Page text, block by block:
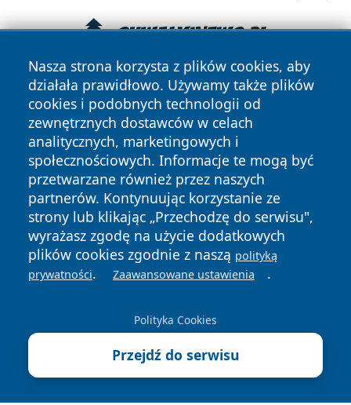
Nasza strona korzysta z plików cookies, aby
działała prawidłowo. Używamy także plików
cookies i podobnych technologii od
zewnętrznych dostawców w celach
analitycznych, marketingowych i
społecznościowych. Informacje te mogą być
przetwarzane również przez naszych
partnerów. Kontynuując korzystanie ze
strony lub klikając „Przechodzę do serwisu",
wyrażasz zgodę na użycie dodatkowych
plików cookies zgodnie z naszą polityką
prywatności. Zaawansowane ustawienia .
Polityka Cookies
Przejdź do serwisu
Copyright © 2026 portalzory.pl Wszystkie prawa zastrzeżone.
News Autorzy
Polityka
Prywatności
Polityka
Cookies